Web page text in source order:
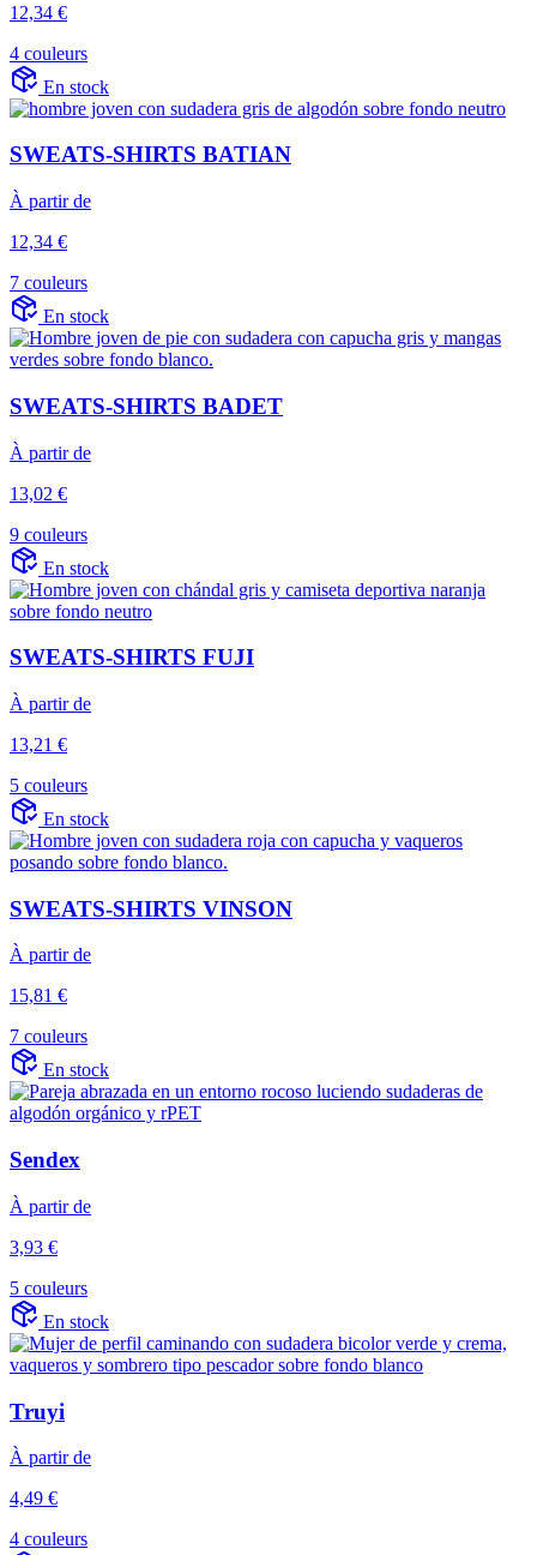
12,34 €
4 couleurs
En stock
SWEATS-SHIRTS BATIAN
À partir de
12,34 €
7 couleurs
En stock
SWEATS-SHIRTS BADET
À partir de
13,02 €
9 couleurs
En stock
SWEATS-SHIRTS FUJI
À partir de
13,21 €
5 couleurs
En stock
SWEATS-SHIRTS VINSON
À partir de
15,81 €
7 couleurs
En stock
Sendex
À partir de
3,93 €
5 couleurs
En stock
Truyi
À partir de
4,49 €
4 couleurs